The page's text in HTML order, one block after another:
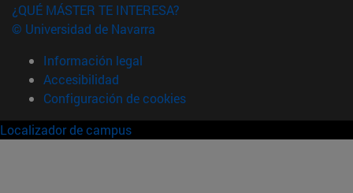
¿QUÉ MÁSTER TE INTERESA?
© Universidad de Navarra
Información legal
Accesibilidad
Configuración de cookies
Localizador de campus